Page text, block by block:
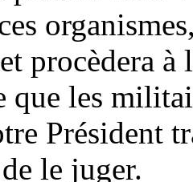
procèdera à
que les
Président
le juger.